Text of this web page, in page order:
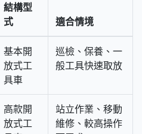
結構型
式
適合情境
基本開
放式工
具車
巡檢、保養、一
般工具快速取放
高款開
放式工
站立作業、移動
維修、較高操作